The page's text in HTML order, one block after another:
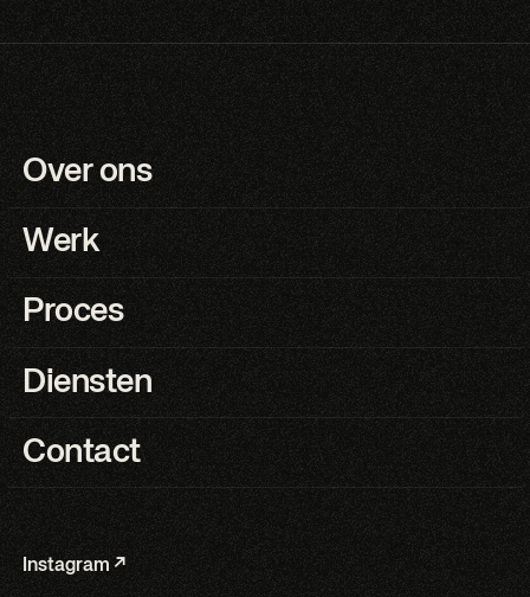
Over ons
Werk
Proces
Diensten
Contact
Instagram ↗